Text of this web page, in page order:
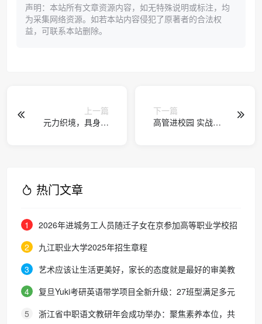
声明：本站所有文章资源内容，如无特殊说明或标注，均
为采集网络资源。如若本站内容侵犯了原著者的合法权
益，可联系本站删除。
上一篇
元力织境，具身共
下一篇
高管进校园 实战进
热门文章
1
2026年进城务工人员随迁子女在京参加高等职业学校招
生考试报名通知
2
九江职业大学2025年招生章程
3
艺术应该让生活更美好，家长的态度就是最好的审美教
育！
4
复旦Yuki考研英语带学项目全新升级：27班型满足多元
需求，协议保障助力考研梦想
5
浙江省中职语文教研年会成功举办：聚焦素养本位，共